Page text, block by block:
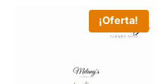
¡Oferta!